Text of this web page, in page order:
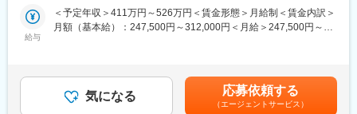
〇未経験でも安心の研修・フォロー体制！
当社には未経験から一緒に成長していける環境があります。
＜入社→座学研修→先輩社員との同行→独り立ち（1年程度）＞
〇年休120日、土日祝中心のお休み！
＜★飲食業を盛り上げていきたい方歓迎！あなたオリジナルの餃
子の王将を★＞
王将の店長の裁量権は他の飲食企業の規模とは大きく異なりま
とにより、お客様の声を味付けやメニューに反映することができ
ます
日本中にある王将はすべてが個性的。私たちと一緒にあなたらし
給与
＜予定年収＞411万円～526万円＜賃金形態＞月給制＜賃金内訳＞
月額（基本給）：247,500円～312,000円＜月給＞247,500円～
万円4年目副店長：605万円5年目店長：700万円賃金はあくまでも
目安の金額であり、選考を通じて上下する可能性があります。月
気になる 応募依頼する
（エージェントサービス）